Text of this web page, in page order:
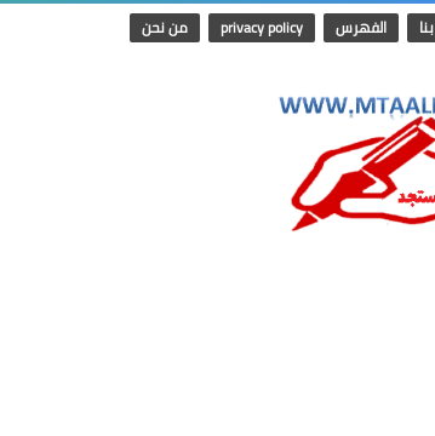
الفهرس privacy policy من نحن